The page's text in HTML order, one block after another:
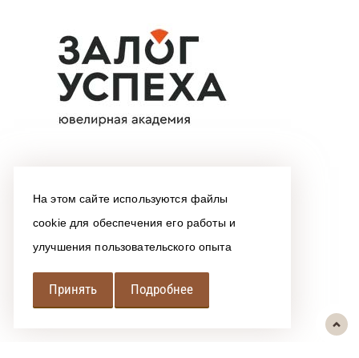
На этом сайте используются файлы
cookie для обеспечения его работы и
улучшения пользовательского опыта
Принять Подробнее